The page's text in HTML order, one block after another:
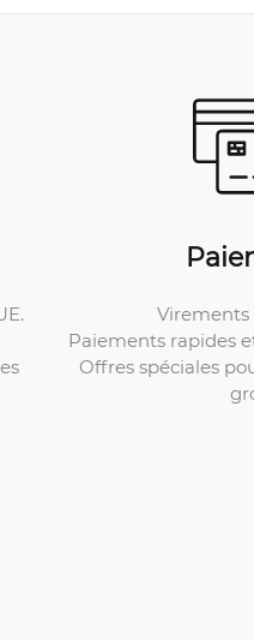
Virements
Paiements rapides
Offres spéciales